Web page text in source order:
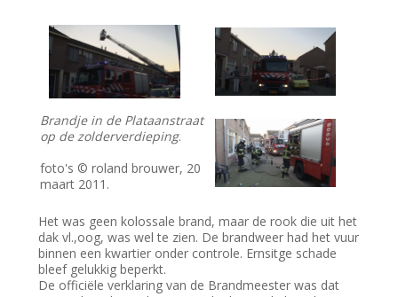
Brandje in de Plataanstraat
op de zolderverdieping.
foto's © roland brouwer, 20
maart 2011.
Het was geen kolossale brand, maar de rook die uit het
dak vl.,oog, was wel te zien. De brandweer had het vuur
binnen een kwartier onder controle. Ernsitge schade
bleef gelukkig beperkt.
De officiële verklaring van de Brandmeester was dat